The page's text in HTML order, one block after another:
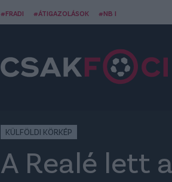
#FRADI #ÁTIGAZOLÁSOK #NB I
KÜLFÖLDI KÖRKÉP
A Realé lett